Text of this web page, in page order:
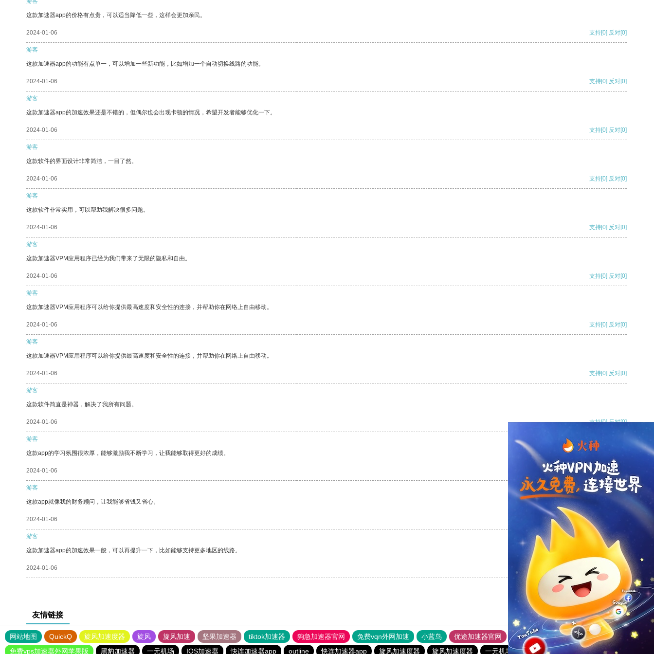
这款加速器app的价格有点贵，可以适当降低一些，这样会更加亲民。
2024-01-06 支持[0] 反对[0]
游客
这款加速器app的功能有点单一，可以增加一些新功能，比如增加一个自动切换线路的功能。
2024-01-06 支持[0] 反对[0]
游客
这款加速器app的加速效果还是不错的，但偶尔也会出现卡顿的情况，希望开发者能够优化一下。
2024-01-06 支持[0] 反对[0]
游客
这款软件的界面设计非常简洁，一目了然。
2024-01-06 支持[0] 反对[0]
游客
这款软件非常实用，可以帮助我解决很多问题。
2024-01-06 支持[0] 反对[0]
游客
这款加速器VPM应用程序已经为我们带来了无限的隐私和自由。
2024-01-06 支持[0] 反对[0]
游客
这款加速器VPM应用程序可以给你提供最高速度和安全性的连接，并帮助你在网络上自由移动。
2024-01-06 支持[0] 反对[0]
游客
这款加速器VPM应用程序可以给你提供最高速度和安全性的连接，并帮助你在网络上自由移动。
2024-01-06 支持[0] 反对[0]
游客
这款软件简直是神器，解决了我所有问题。
2024-01-06 支持[0] 反对[0]
游客
这款app的学习氛围很浓厚，能够激励我不断学习，让我能够取得更好的成绩。
2024-01-06 支持[0] 反对
游客
这款app就像我的财务顾问，让我能够省钱又省心。
2024-01-06 支持
游客
这款加速器app的加速效果一般，可以再提升一下，比如能够支持更多地区的线路。
2024-01-06 支持 反对 [0]
友情链接
网站地图 QuickQ 旋风加速度器 旋风 旋风加速 坚果加速器 tiktok加速器 狗急加速器官网 免费vqn外网加速 小蓝鸟 优途加速器官网 风驰加速器 旋风加速器
八戒看书
免费vps加速器外网苹果版
黑豹加速器 一元机场 IOS加速器 快连加速器app outline 快连加速器app 旋风加速度器 旋风加速度器 一元机场 暴雪vp永久免费加速器下载官网